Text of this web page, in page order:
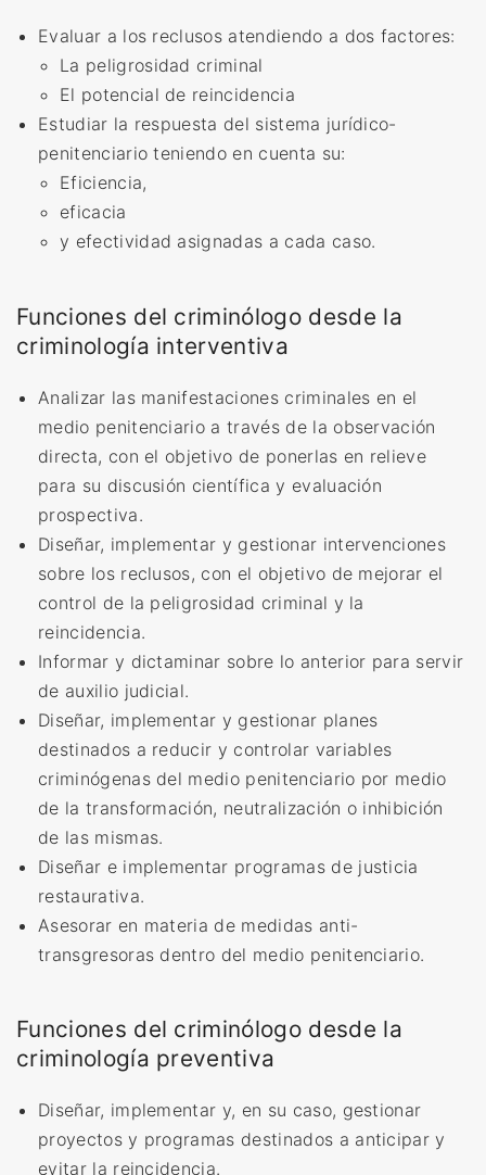
Evaluar a los reclusos atendiendo a dos factores:
La peligrosidad criminal
El potencial de reincidencia
Estudiar la respuesta del sistema jurídico-
penitenciario teniendo en cuenta su:
Eficiencia,
eficacia
y efectividad asignadas a cada caso.
Funciones del criminólogo desde la
criminología interventiva
Analizar las manifestaciones criminales en el
medio penitenciario a través de la observación
directa, con el objetivo de ponerlas en relieve
para su discusión científica y evaluación
prospectiva.
Diseñar, implementar y gestionar intervenciones
sobre los reclusos, con el objetivo de mejorar el
control de la peligrosidad criminal y la
reincidencia.
Informar y dictaminar sobre lo anterior para servir
de auxilio judicial.
Diseñar, implementar y gestionar planes
destinados a reducir y controlar variables
criminógenas del medio penitenciario por medio
de la transformación, neutralización o inhibición
de las mismas.
Diseñar e implementar programas de justicia
restaurativa.
Asesorar en materia de medidas anti-
transgresoras dentro del medio penitenciario.
Funciones del criminólogo desde la
criminología preventiva
Diseñar, implementar y, en su caso, gestionar
proyectos y programas destinados a anticipar y
evitar la reincidencia.